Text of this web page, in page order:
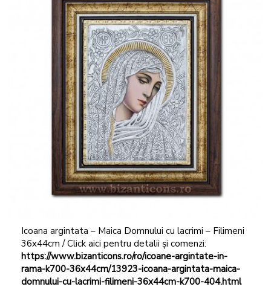
Icoana argintata – Maica Domnului cu lacrimi – Filimeni
36x44cm / Click aici pentru detalii și comenzi:
https://www.bizanticons.ro/ro/icoane-argintate-in-
rama-k700-36x44cm/13923-icoana-argintata-maica-
domnului-cu-lacrimi-filimeni-36x44cm-k700-404.html